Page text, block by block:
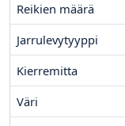
Reikien määrä
Jarrulevytyyppi
Kierremitta
Väri